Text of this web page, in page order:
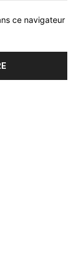
ce navigateur